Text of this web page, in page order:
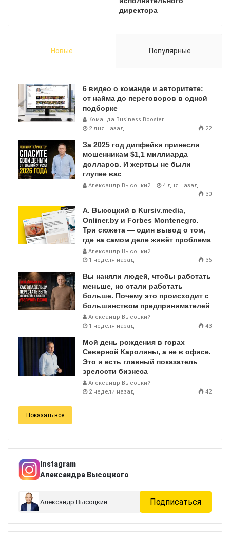
директора
Новые Популярные
6 видео о команде и авторитете:
от найма до переговоров в одной
подборке
Команда Business Booster
2 дня назад
22
За 2025 год дипфейки принесли
мошенникам $1,1 миллиарда
долларов. И жертвы не были
глупее вас
Александр Высоцкий
4 дня назад
30
А. Высоцкий в Kursiv.media,
Onliner.by и Forbes Montenegro.
Три сюжета — один вывод о том,
где на самом деле живёт проблема
Александр Высоцкий
1 неделя назад
36
Вы наняли людей, чтобы работать
меньше, но стали работать
больше. Почему это происходит с
большинством предпринимателей
Александр Высоцкий
1 неделя назад
43
Мой день рождения в горах
Северной Каролины, а не в офисе.
Это и есть главный показатель
зрелости бизнеса
Александр Высоцкий
2 недели назад
42
Показать все
Instagram
Александра Высоцкого
Александр Высоцкий Подписаться